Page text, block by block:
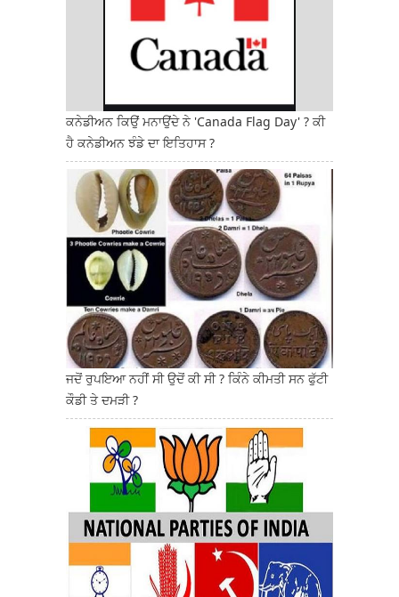
ਕਨੇਡੀਅਨ ਕਿਉਂ ਮਨਾਉਂਦੇ ਨੇ 'Canada Flag Day' ? ਕੀ
ਹੈ ਕਨੇਡੀਅਨ ਝੰਡੇ ਦਾ ਇਤਿਹਾਸ ?
ਜਦੋਂ ਰੁਪਇਆ ਨਹੀਂ ਸੀ ਉਦੋਂ ਕੀ ਸੀ ? ਕਿੰਨੇ ਕੀਮਤੀ ਸਨ ਫੁੱਟੀ
ਕੌਡੀ ਤੇ ਦਮੜੀ ?